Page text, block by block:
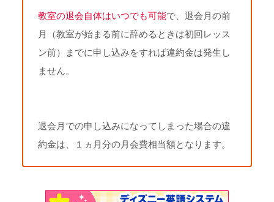
教室の退会自体はいつでも可能で、退会月の前
月（教室が始まる前に辞めるときは初回レッス
ン前）までに申し込みをすれば違約金は発生し
ません。
退会月での申し込みになってしまった場合の違
約金は、１ヵ月分の月会費相当額となります。